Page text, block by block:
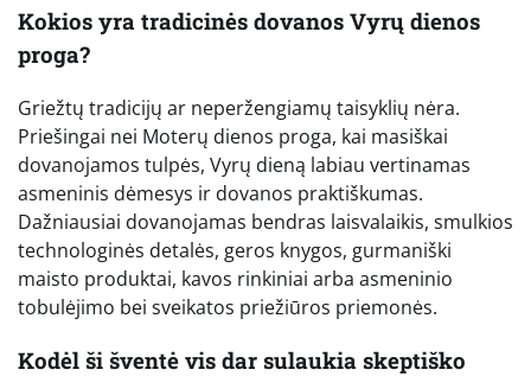
Kokios yra tradicinės dovanos Vyrų dienos
proga?
Griežtų tradicijų ar neperžengiamų taisyklių nėra.
Priešingai nei Moterų dienos proga, kai masiškai
dovanojamos tulpės, Vyrų dieną labiau vertinamas
asmeninis dėmesys ir dovanos praktiškumas.
Dažniausiai dovanojamas bendras laisvalaikis, smulkios
technologinės detalės, geros knygos, gurmaniški
maisto produktai, kavos rinkiniai arba asmeninio
tobulėjimo bei sveikatos priežiūros priemonės.
Kodėl ši šventė vis dar sulaukia skeptiško